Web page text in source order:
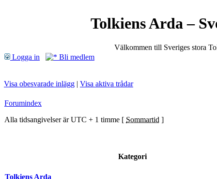
Tolkiens Arda –
Välkommen till Sveriges stora
Logga in
Bli medlem
Visa obesvarade inlägg | Visa aktiva trådar
Forumindex
Alla tidsangivelser är UTC + 1 timme [ Sommartid ]
Kategori
Tolkiens Arda